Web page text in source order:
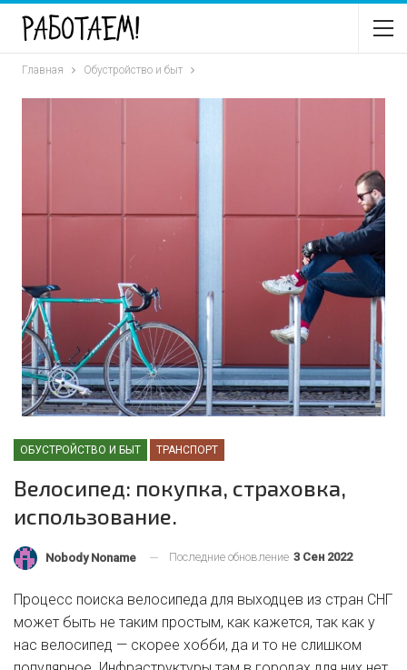
Главная Обустройство и быт
ОБУСТРОЙСТВО И БЫТ ТРАНСПОРТ
Велосипед: покупка, страховка,
использование.
Nobody Noname Последние обновление 3 Сен 2022
Процесс поиска велосипеда для выходцев из стран СНГ
может быть не таким простым, как кажется, так как у
нас велосипед — скорее хобби, да и то не слишком